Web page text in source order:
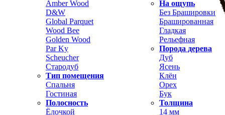
Amber Wood
D&W
Global Parquet
Wood Bee
Golden Wood
Par Ky
Scheucher
Стародуб
Тип помещения
Спальня
Гостиная
Полосность
Ёлочкой
На ощупь
Без Брашировки
Брашированная
Гладкая
Рельефная
Порода дерева
Дуб
Ясень
Клён
Орех
Бук
Толщина
14 мм